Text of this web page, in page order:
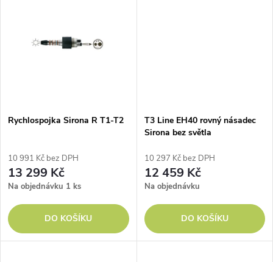
Rychlospojka Sirona R T1-T2
10 991 Kč bez DPH
13 299 Kč
Na objednávku 1 ks
DO KOŠÍKU
T3 Line EH40 rovný násadec
Sirona bez světla
10 297 Kč bez DPH
12 459 Kč
Na objednávku
DO KOŠÍKU